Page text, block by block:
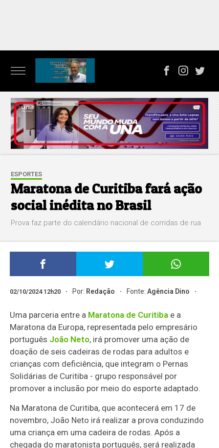
ESPORTES
Maratona de Curitiba fará ação
social inédita no Brasil
Prova faz parte do calendário nacional de corridas de rua
02/10/2024 12h20 Por: Redação Fonte:Agência Dino
Uma parceria entre a Maratona de Curitiba e a
Maratona da Europa, representada pelo empresário
português João Neto, irá promover uma ação de
doação de seis cadeiras de rodas para adultos e
crianças com deficiência, que integram o Pernas
Solidárias de Curitiba - grupo responsável por
promover a inclusão por meio do esporte adaptado.
Na Maratona de Curitiba, que acontecerá em 17 de
novembro, João Neto irá realizar a prova conduzindo
uma criança em uma cadeira de rodas. Após a
chegada do maratonista português, será realizada